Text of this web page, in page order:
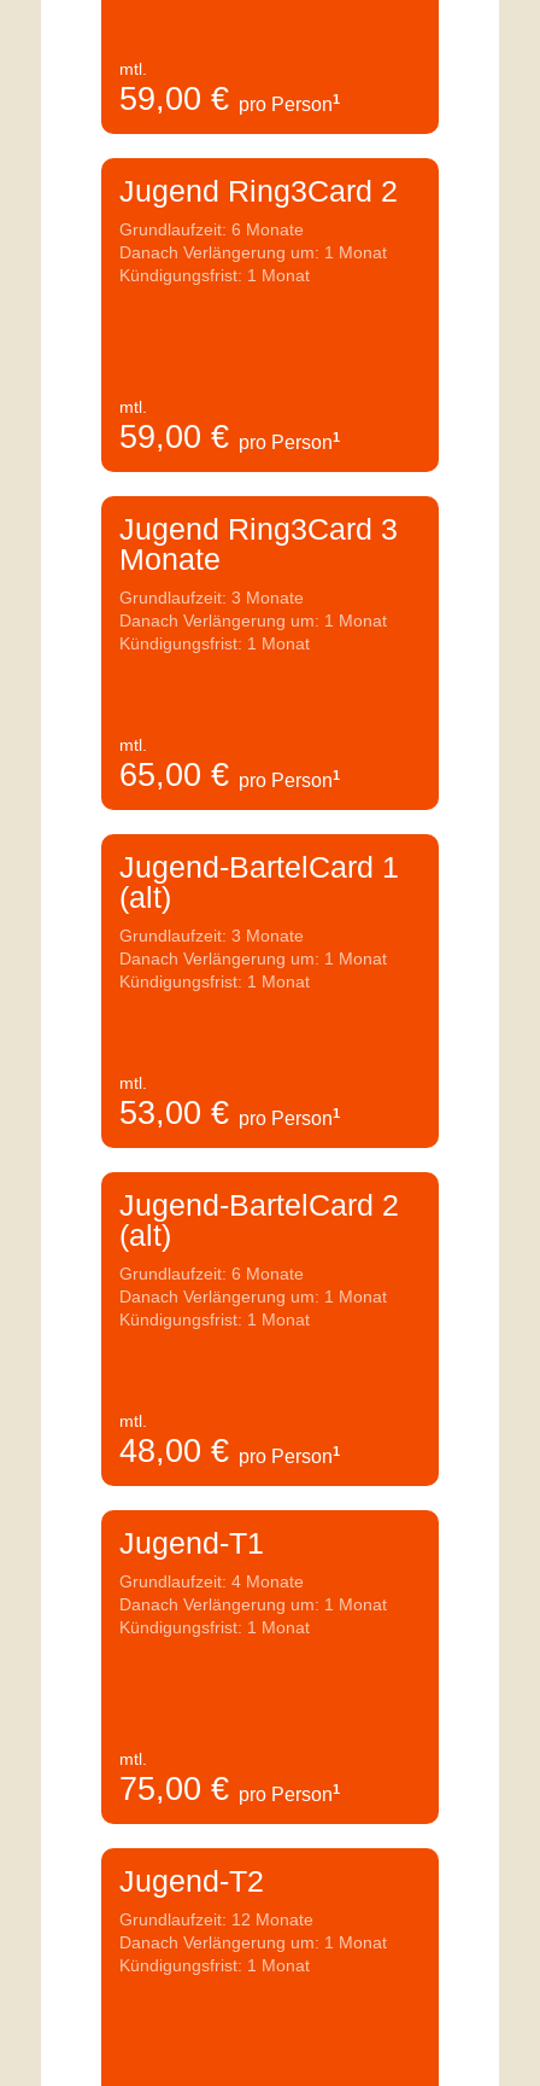
mtl.
59,00 € pro Person1
Jugend Ring3Card 2
Grundlaufzeit: 6 Monate
Danach Verlängerung um: 1 Monat
Kündigungsfrist: 1 Monat
mtl.
59,00 € pro Person1
Jugend Ring3Card 3
Monate
Grundlaufzeit: 3 Monate
Danach Verlängerung um: 1 Monat
Kündigungsfrist: 1 Monat
mtl.
65,00 € pro Person1
Jugend-BartelCard 1
(alt)
Grundlaufzeit: 3 Monate
Danach Verlängerung um: 1 Monat
Kündigungsfrist: 1 Monat
mtl.
53,00 € pro Person1
Jugend-BartelCard 2
(alt)
Grundlaufzeit: 6 Monate
Danach Verlängerung um: 1 Monat
Kündigungsfrist: 1 Monat
mtl.
48,00 € pro Person1
Jugend-T1
Grundlaufzeit: 4 Monate
Danach Verlängerung um: 1 Monat
Kündigungsfrist: 1 Monat
mtl.
75,00 € pro Person1
Jugend-T2
Grundlaufzeit: 12 Monate
Danach Verlängerung um: 1 Monat
Kündigungsfrist: 1 Monat